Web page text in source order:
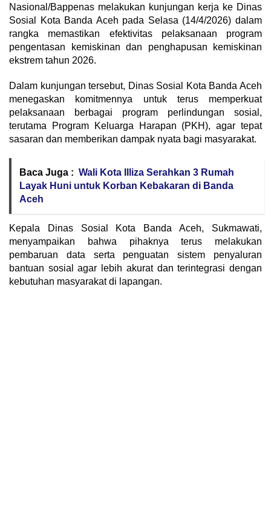
Nasional/Bappenas melakukan kunjungan kerja ke Dinas
Sosial Kota Banda Aceh pada Selasa (14/4/2026) dalam
rangka memastikan efektivitas pelaksanaan program
pengentasan kemiskinan dan penghapusan kemiskinan
ekstrem tahun 2026.
Dalam kunjungan tersebut, Dinas Sosial Kota Banda Aceh
menegaskan komitmennya untuk terus memperkuat
pelaksanaan berbagai program perlindungan sosial,
terutama Program Keluarga Harapan (PKH), agar tepat
sasaran dan memberikan dampak nyata bagi masyarakat.
Baca Juga : Wali Kota Illiza Serahkan 3 Rumah
Layak Huni untuk Korban Kebakaran di Banda
Aceh
Kepala Dinas Sosial Kota Banda Aceh, Sukmawati,
menyampaikan bahwa pihaknya terus melakukan
pembaruan data serta penguatan sistem penyaluran
bantuan sosial agar lebih akurat dan terintegrasi dengan
kebutuhan masyarakat di lapangan.